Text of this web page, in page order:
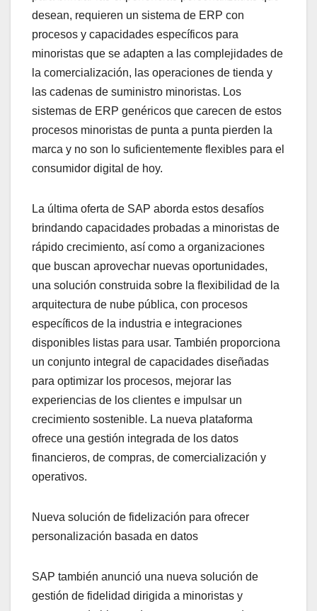
desean, requieren un sistema de ERP con
procesos y capacidades específicos para
minoristas que se adapten a las complejidades de
la comercialización, las operaciones de tienda y
las cadenas de suministro minoristas. Los
sistemas de ERP genéricos que carecen de estos
procesos minoristas de punta a punta pierden la
marca y no son lo suficientemente flexibles para el
consumidor digital de hoy.
La última oferta de SAP aborda estos desafíos
brindando capacidades probadas a minoristas de
rápido crecimiento, así como a organizaciones
que buscan aprovechar nuevas oportunidades,
una solución construida sobre la flexibilidad de la
arquitectura de nube pública, con procesos
específicos de la industria e integraciones
disponibles listas para usar. También proporciona
un conjunto integral de capacidades diseñadas
para optimizar los procesos, mejorar las
experiencias de los clientes e impulsar un
crecimiento sostenible. La nueva plataforma
ofrece una gestión integrada de los datos
financieros, de compras, de comercialización y
operativos.
Nueva solución de fidelización para ofrecer
personalización basada en datos
SAP también anunció una nueva solución de
gestión de fidelidad dirigida a minoristas y